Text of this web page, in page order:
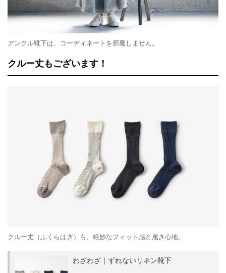
アンクル靴下は、コーディネートを邪魔しません。
クルー丈もございます！
クルー丈（ふくらはぎ）も、絶妙なフィット感と履き心地。
わざわざ｜ずれないリネン靴下